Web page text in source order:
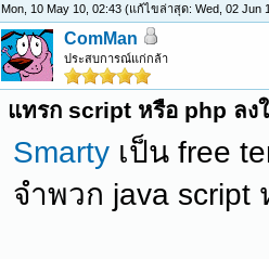
Mon, 10 May 10, 02:43(แก้ไขล่าสุด: Wed, 02 Jun
ComMan
ประสบการณ์แก่กล้า
แทรก script หรือ php ลง
Smarty เป็น free
จำพวก java script